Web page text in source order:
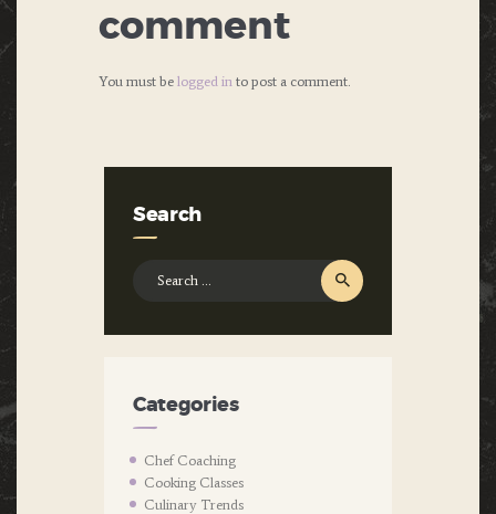
comment
You must be logged in to post a comment.
Search
Categories
Chef Coaching
Cooking Classes
Culinary Trends